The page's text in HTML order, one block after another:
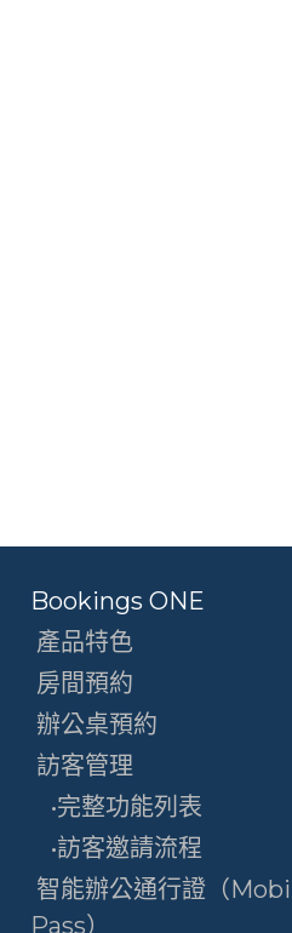
Bookings ONE
產品特色
房間預約
辦公桌預約
訪客管理
•完整功能列表
•訪客邀請流程
智能辦公通行證（
Pass）